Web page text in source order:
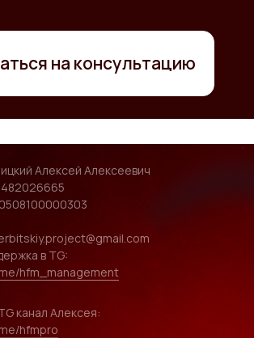
канал Алексея:
hfmpro
Алексей Алексеевич
в TG:
hfm_management